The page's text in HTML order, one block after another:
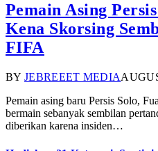
Pemain Asing
Kena Skorsing
FIFA
BY JEBREEET MEDIA
Pemain asing baru Persis Solo,
bermain sebanyak sembilan
diberikan karena insiden…